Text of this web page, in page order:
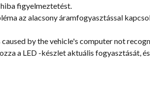
figyelmeztetést.
az alacsony áramfogyasztással
by the vehicle's computer not
a LED -készlet aktuális fogyasztását,